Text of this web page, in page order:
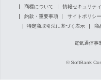
商標について 情報セキュリテ
約款・重要事項
サイトポリシー
特定商取引法に基づく表示
商
電気通信事
© SoftBank